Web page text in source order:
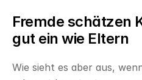
Fremde schätzen
gut ein wie Eltern
Wie sieht es aber aus,